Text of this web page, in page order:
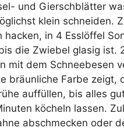
und Giersch­blät­ter
klein schnei­den.
hacken, in 4 Ess­löf­fel
die Zwie­bel gla­sig ist.
mit dem Schnee­be­sen
bräun­li­che Far­be zeigt,
auf­fül­len, bis alles
köcheln las­sen.
abschme­cken oder